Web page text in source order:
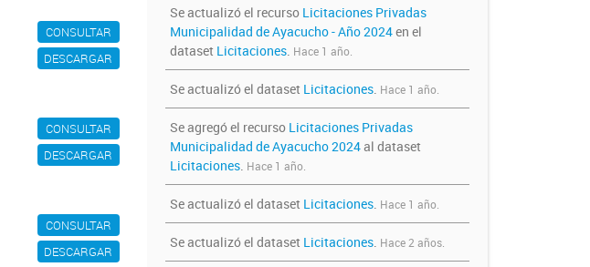
CONSULTAR
DESCARGAR
CONSULTAR
DESCARGAR
CONSULTAR
DESCARGAR
Se actualizó el recurso Licitaciones Privadas
Municipalidad de Ayacucho - Año 2024en el
dataset Licitaciones. Hace 1 año.
Se actualizó el dataset Licitaciones. Hace 1 año.
Se agregó el recurso Licitaciones Privadas
Municipalidad de Ayacucho 2024al dataset
Licitaciones. Hace 1 año.
Se actualizó el dataset Licitaciones. Hace 1 año.
Se actualizó el dataset Licitaciones. Hace 2 años.